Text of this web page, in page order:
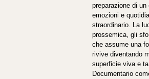
preparazione di
emozioni e
straordinario. La
prossemica, gli
che assume una
rivive diventando
superficie viva e
Documentario